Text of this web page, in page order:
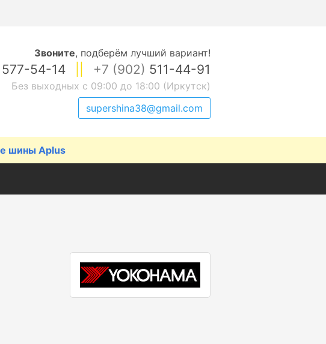
Звоните, подберём лучший вариант!
577-54-14 +7 (902) 511-44-91
Без выходных с 09:00 до 18:00 (Иркутск)
supershina38@gmail.com
шины Aplus